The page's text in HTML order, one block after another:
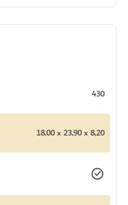
430
18,00 x 23,90 x 8,20